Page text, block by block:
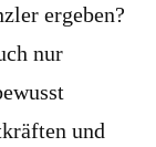
ergeben?
nur
und